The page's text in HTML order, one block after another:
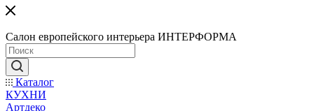
Салон европейского интерьера ИНТЕРФОРМА
Каталог
КУХНИ
Артдеко